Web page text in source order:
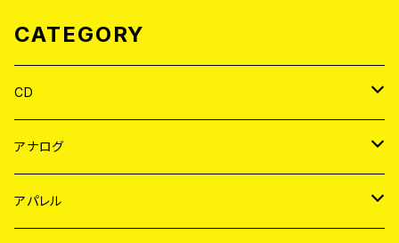
CATEGORY
CD
JAPAN
WORLD
アナログ
JAPAN
アパレル